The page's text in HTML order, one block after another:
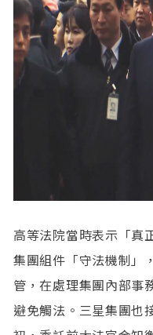
高等法院當時表示「真
集團組件「守法機制」
管，在處理集團內部事
避免觸法。三星集團也